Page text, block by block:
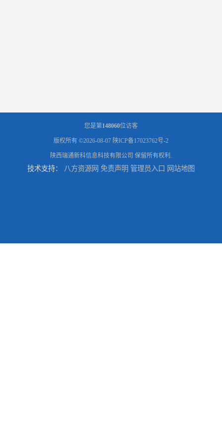
您是第148060位访客
版权所有 ©2026-08-07 陕ICP备17023762号-2
陕西瑞通新科信息科技有限公司 保留所有权利.
技术支持： 八方资源网 免责声明 管理员入口 网站地图